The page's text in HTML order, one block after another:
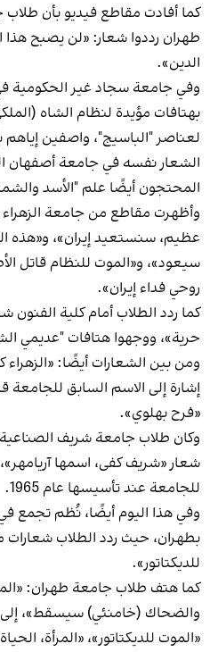
كما أفادت مقاطع فيديو بأن
طهران رددوا شعار: «لن يصبح
الدين».
وفي جامعة سجاد غير الحكومية
بهتافات مؤيدة لنظام الشاه
لعناصر "الباسيج"، واصفين
الشعار نفسه في جامعة أصفهان
المحتجون أيضًا علم "الأسد
وأظهرت مقاطع من جامعة
عظيم، سنستعيد إيران»، و«هذه
سيعود»، و«الموت للنظام قاتل
روحي فداء إيران».
كما ردد الطلاب أمام كلية الفنون
حرية»، ووجهوا هتافات "عديمي
ومن بين الشعارات أيضًا:
«فرح بهلوي».
وكان طلاب جامعة شريف الصناعية
شعار «شريف كفى، اسمها
للجامعة عند تأسيسها عام 1965.
وفي هذا اليوم أيضًا، نُظم تجمع
بطهران، حيث ردد الطلاب
للديكتاتور».
كما هتف طلاب جامعة طهران:
والضحاك (خامنئي) سيسقط»،
«الموت للديكتاتور»، «المرأة،